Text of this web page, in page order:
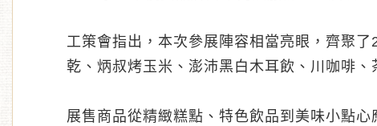
工策會指出，本次參展陣容相當亮眼，齊聚
乾、炳叔烤玉米、澎沛黑白木耳飲、川咖啡
展售商品從精緻糕點、特色飲品到美味小點